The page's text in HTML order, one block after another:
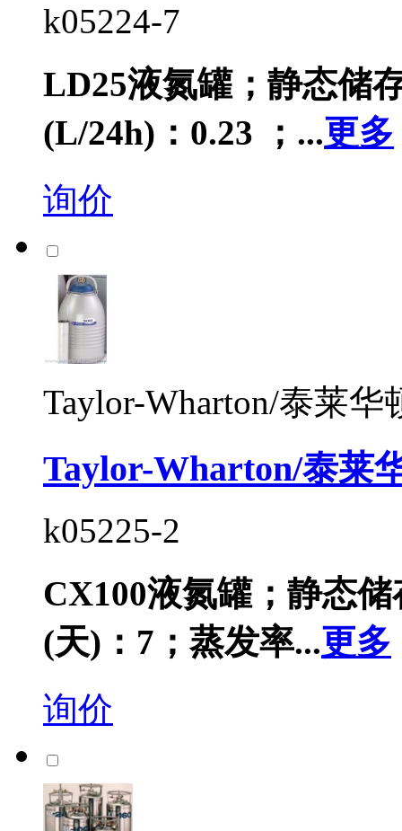
k05224-7
LD25液氮罐；静态储
(L/24h)：0.23 ；...更多
询价
Taylor-Wharton/泰莱华
Taylor-Wharton/泰莱
k05225-2
CX100液氮罐；静态
(天)：7；蒸发率...更多
询价